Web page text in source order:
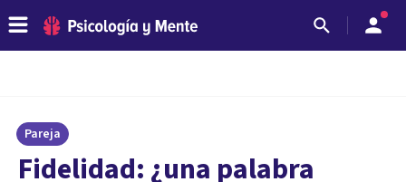
Pareja
Fidelidad: ¿una palabra